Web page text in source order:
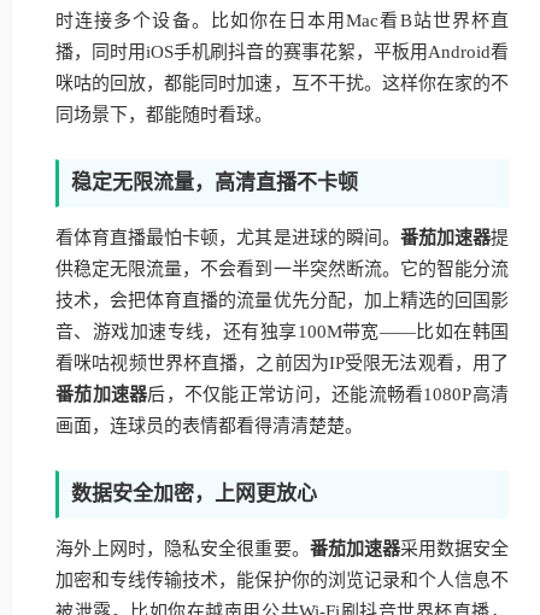
时连接多个设备。比如你在日本用Mac看B站世界杯直
播，同时用iOS手机刷抖音的赛事花絮，平板用Android看
咪咕的回放，都能同时加速，互不干扰。这样你在家的不
同场景下，都能随时看球。
稳定无限流量，高清直播不卡顿
看体育直播最怕卡顿，尤其是进球的瞬间。 番茄加速器提
供稳定无限流量，不会看到一半突然断流。它的智能分流
技术，会把体育直播的流量优先分配，加上精选的回国影
音、游戏加速专线，还有独享100M带宽——比如在韩国
看咪咕视频世界杯直播，之前因为IP受限无法观看，用了
番茄加速器后，不仅能正常访问，还能流畅看1080P高清
画面，连球员的表情都看得清清楚楚。
数据安全加密，上网更放心
海外上网时，隐私安全很重要。 番茄加速器采用数据安全
加密和专线传输技术，能保护你的浏览记录和个人信息不